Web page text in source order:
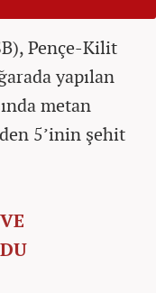
Pençe-Kilit
yapılan
metan
5’inin şehit